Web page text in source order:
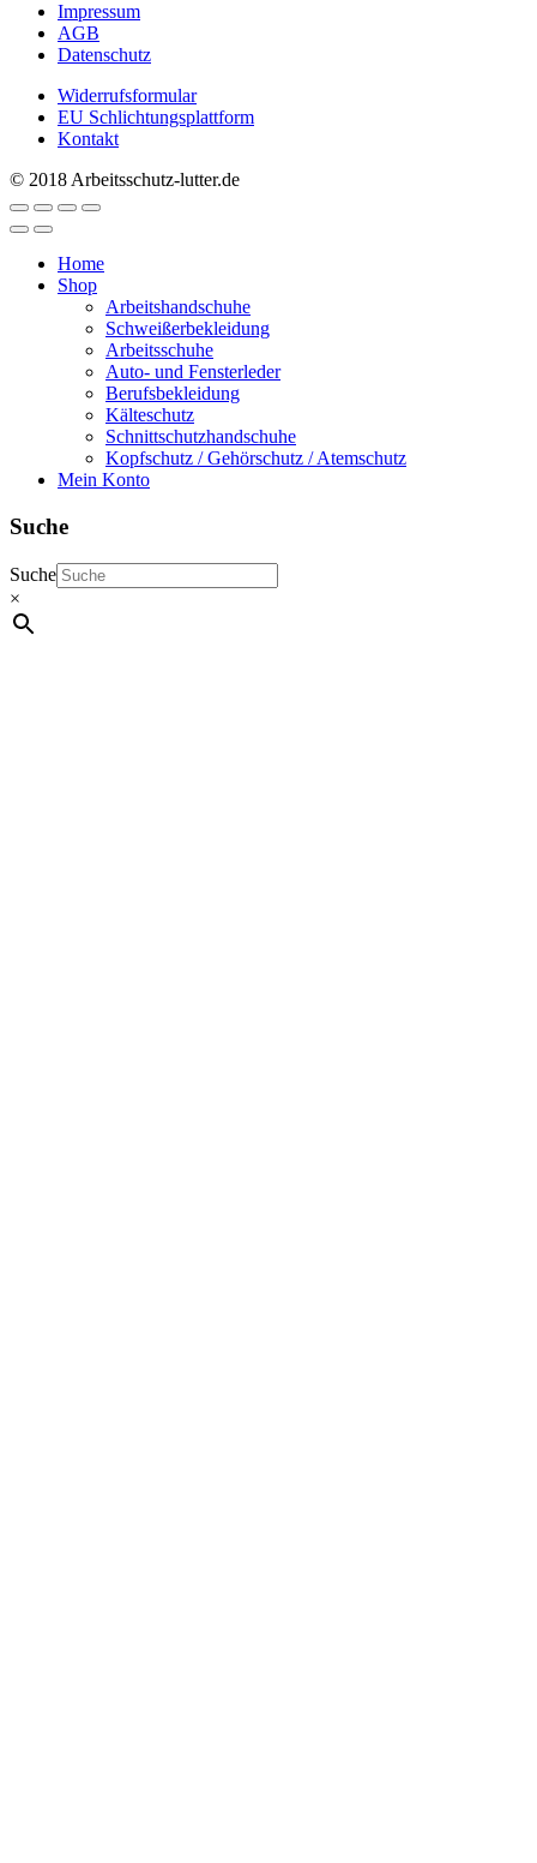
Impressum
AGB
Datenschutz
Widerrufsformular
EU Schlichtungsplattform
Kontakt
© 2018 Arbeitsschutz-lutter.de
Home
Shop
Arbeitshandschuhe
Schweißerbekleidung
Arbeitsschuhe
Auto- und Fensterleder
Berufsbekleidung
Kälteschutz
Schnittschutzhandschuhe
Kopfschutz / Gehörschutz / Atemschutz
Mein Konto
Suche
Suche
×